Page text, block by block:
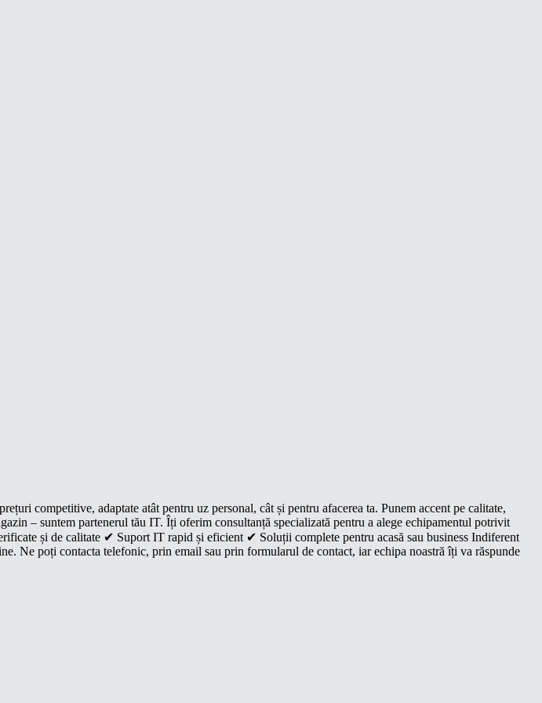
competitive, adaptate atât pentru uz personal, cât și pentru afacerea ta. Punem accent pe calitate,
– suntem partenerul tău IT. Îți oferim consultanță specializată pentru a alege echipamentul potrivit
și de calitate ✔ Suport IT rapid și eficient ✔ Soluții complete pentru acasă sau business Indiferent
Ne poți contacta telefonic, prin email sau prin formularul de contact, iar echipa noastră îți va răspunde